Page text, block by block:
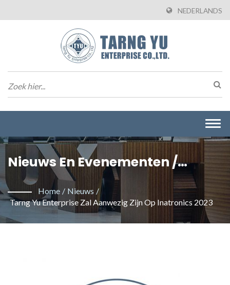
NEDERLANDS
Nieuws En Evenementen /
Taiwan-Based High Speed,
High Power & Waterproof
Connectors Fabrikant | Tarng
Home / Nieuws /
Tarng Yu Enterprise Zal Aanwezig Zijn Op Inatronics 2023